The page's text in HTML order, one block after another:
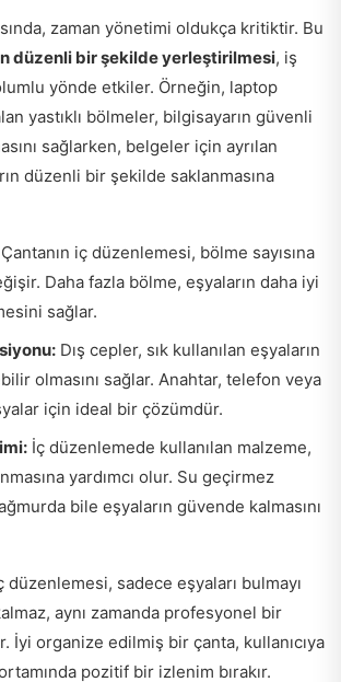
zaman yönetimi oldukça kritiktir. Bu
düzenli bir şekilde yerleştirilmesi, iş
olumlu yönde etkiler. Örneğin, laptop
yastıklı bölmeler, bilgisayarın güvenli
sağlarken, belgeler için ayrılan
düzenli bir şekilde saklanmasına
Çantanın iç düzenlemesi, bölme sayısına
Daha fazla bölme, eşyaların daha iyi
sağlar.
Dış cepler, sık kullanılan eşyaların
olmasını sağlar. Anahtar, telefon veya
için ideal bir çözümdür.
İç düzenlemede kullanılan malzeme,
yardımcı olur. Su geçirmez
bile eşyaların güvende kalmasını
düzenlemesi, sadece eşyaları bulmayı
aynı zamanda profesyonel bir
İyi organize edilmiş bir çanta, kullanıcıya
pozitif bir izlenim bırakır.